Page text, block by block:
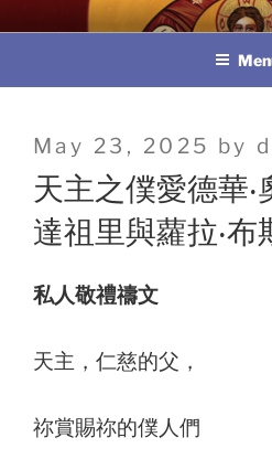
to
教區婚姻與家庭牧
Posted
on
May 23, 2025 by
天主之僕愛德華‧
達祖里與蘿拉‧布
私人敬禮禱文
天主，仁慈的父，
祢賞賜祢的僕人們